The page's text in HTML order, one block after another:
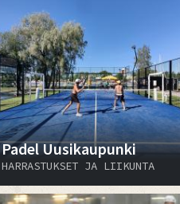
Padel Uusikaupunki
HARRASTUKSET JA LIIKUNTA